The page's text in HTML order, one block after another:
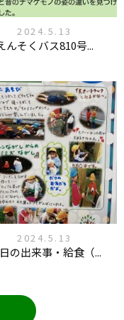
2024.5.13
んそくバス810号...
2024.5.13
の出来事・給食（...